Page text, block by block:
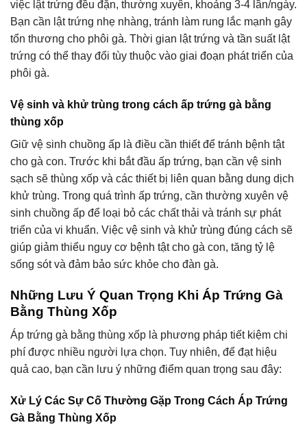
việc lật trứng đều đặn, thường xuyên, khoảng 3-4 lần/ngày.
Bạn cần lật trứng nhẹ nhàng, tránh làm rung lắc mạnh gây
tổn thương cho phôi gà. Thời gian lật trứng và tần suất lật
trứng có thể thay đổi tùy thuộc vào giai đoạn phát triển của
phôi gà.
Vệ sinh và khử trùng trong cách ấp trứng gà bằng
thùng xốp
Giữ vệ sinh chuồng ấp là điều cần thiết để tránh bệnh tật
cho gà con. Trước khi bắt đầu ấp trứng, bạn cần vệ sinh
sạch sẽ thùng xốp và các thiết bị liên quan bằng dung dịch
khử trùng. Trong quá trình ấp trứng, cần thường xuyên vệ
sinh chuồng ấp để loại bỏ các chất thải và tránh sự phát
triển của vi khuẩn. Việc vệ sinh và khử trùng đúng cách sẽ
giúp giảm thiểu nguy cơ bệnh tật cho gà con, tăng tỷ lệ
sống sót và đảm bảo sức khỏe cho đàn gà.
Những Lưu Ý Quan Trọng Khi Áp Trứng Gà
Bằng Thùng Xốp
Áp trứng gà bằng thùng xốp là phương pháp tiết kiệm chi
phí được nhiều người lựa chọn. Tuy nhiên, để đạt hiệu
quả cao, bạn cần lưu ý những điểm quan trọng sau đây:
Xử Lý Các Sự Cố Thường Gặp Trong Cách Áp Trứng
Gà Bằng Thùng Xốp